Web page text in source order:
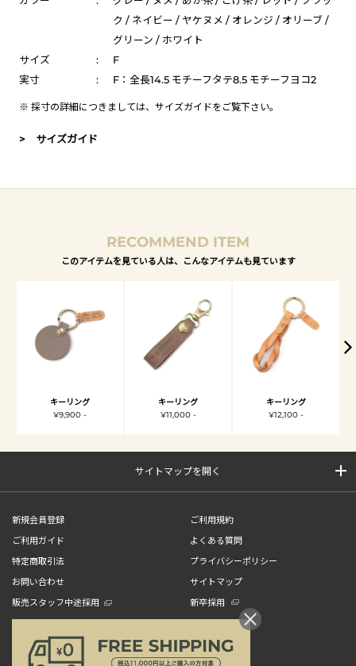
ク / ネイビー / ヤケヌメ / オレンジ / オリーブ /
グリーン / ホワイト
サイズ
:
F
実寸
: F：全長14.5 モチーフタテ8.5 モチーフヨコ2
※ 採寸の詳細につきましては、 サイズガイドをご覧下さい。
> サイズガイド
RECOMMEND ITEM
このアイテムを見ている人は、こんなアイテムも見ています
キーリング
¥9,900 -
キーリング
¥11,000 -
キーリング
¥12,100 -
サイトマップを開く
新規会員登録
ご利用規約
ご利用ガイド
よくある質問
特定商取引法
プライバシーポリシー
お問い合わせ
サイトマップ
販売スタッフ中途採用
新卒採用